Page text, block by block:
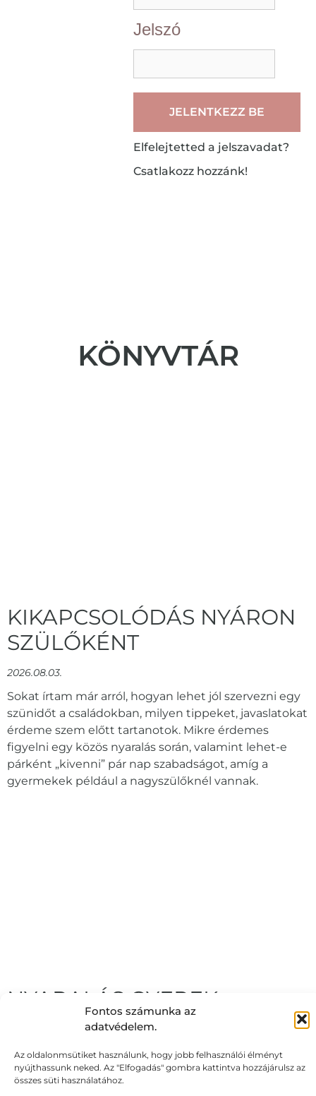
Fontos számunka az
adatvédelem.
Az oldalonmsütiket használunk, hogy jobb felhasználói élményt
nyújthassunk neked. Az "Elfogadás" gombra kattintva hozzájárulsz az
összes süti használatához.
Jelszó
Elfelejtetted a jelszavadat?
Csatlakozz hozzánk!
KÖNYVTÁR
KIKAPCSOLÓDÁS NYÁRON
SZÜLŐKÉNT
2026.08.03.
Sokat írtam már arról, hogyan lehet jól szervezni egy
szünidőt a családokban, milyen tippeket, javaslatokat
érdeme szem előtt tartanotok. Mikre érdemes
figyelni egy közös nyaralás során, valamint lehet-e
párként „kivenni” pár nap szabadságot, amíg a
gyermekek például a nagyszülőknél vannak.
NYARALÁS GYEREK
NÉLKÜL
2026.08.03.
A (kis)gyermekes családok sokszor nagyon